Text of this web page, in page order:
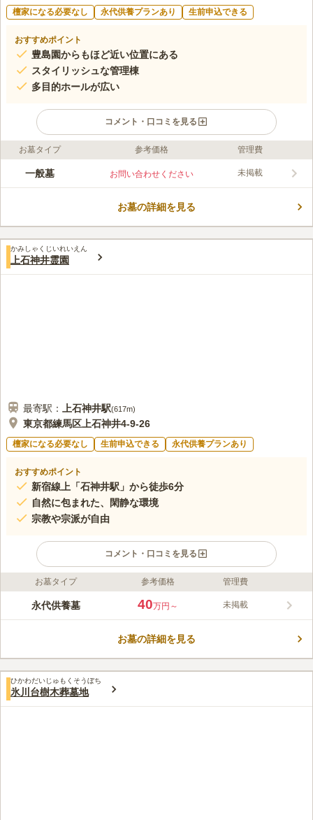
檀家になる必要なし 永代供養プランあり 生前申込できる
おすすめポイント
豊島園からもほど近い位置にある
スタイリッシュな管理棟
多目的ホールが広い
コメント・口コミを見る
ライフドット編集部のコメント
陽当たりがとても良く、草木が生い茂り自然を実感できるねりま
棟は存在感があります。周囲はとても静かで落ち着いた雰囲気の
口コミ評価
みんなの評価
お墓タイプ 参考価格 管理費
一般墓 お問い合わせください 未掲載
お墓の詳細を見る
かみしゃくじいれいえん
上石神井霊園
最寄駅： 上石神井駅(617m)
東京都練馬区上石神井4-9-26
檀家になる必要なし 生前申込できる 永代供養プランあり
おすすめポイント
新宿線上「石神井駅」から徒歩6分
自然に包まれた、閑静な環境
宗教や宗派が自由
コメント・口コミを見る
ライフドット編集部のコメント
地元の方が多く眠り、お参りをし、愛される墓苑です。 新し目
という教えの通りに、宗教不問で、個性豊かな暮石が並んで自由
口コミ評価
みんなの評価
お墓タイプ 参考価格 管理費
永代供養墓 40万円～ 未掲載
お墓の詳細を見る
ひかわだいじゅもくそうぼち
氷川台樹木葬墓地